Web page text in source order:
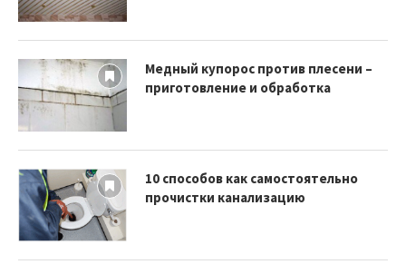
Медный купорос против плесени –
приготовление и обработка
10 способов как самостоятельно
прочистки канализацию